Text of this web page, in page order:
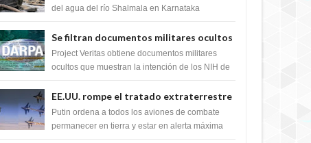
Shiva Lingas
del agua del río Shalmala en Karnataka
Shiv...
Se filtran documentos militares ocultos
que muestran la intención de los NIH de
crear el SARS-CoV-2, utilizando la
Project Veritas obtiene documentos militares
ocultos que muestran la intención de los NIH de
EE.UU. rompe el tratado extraterrestre
y se prepara para destruir el misterioso
satélite "Caballero Negro"
Putin ordena a todos los aviones de combate
permanecer en tierra y estar en alerta máxima